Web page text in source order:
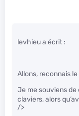
levhieu a écrit :
Allons, reconnais
Je me souviens
claviers, alors
/>